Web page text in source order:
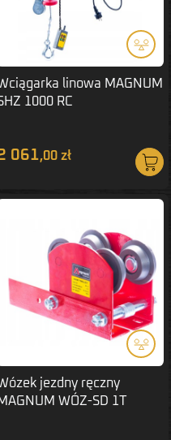
linowa MAGNUM
1000 RC
061,00 zł
jezdny ręczny
WÓZ-SD 1T